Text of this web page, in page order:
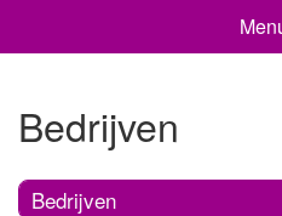
Bedrijven
Bedrijven